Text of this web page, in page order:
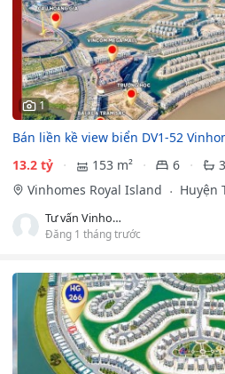
1
Bán liền kề view biển DV1-52
13.2 tỷ
153 m² 6
3
Vinhomes Royal Island
Huyện
Tư vấn Vinhomes Hải Phòng.
Đăng 1 tháng trước